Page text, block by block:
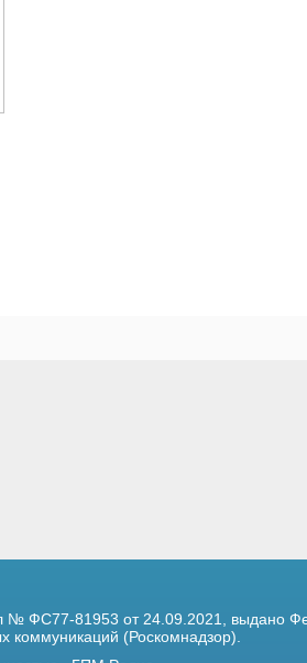
ФС77-81953 от 24.09.2021,
выдано
коммуникаций (Роскомнадзор).